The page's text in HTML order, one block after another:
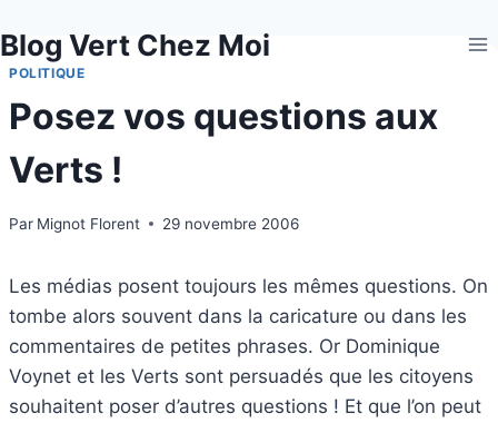
au
contenu
Blog Vert Chez Moi
POLITIQUE
Posez vos questions aux
Verts !
Par Mignot Florent 29 novembre 2006
Les médias posent toujours les mêmes questions. On
tombe alors souvent dans la caricature ou dans les
commentaires de petites phrases. Or Dominique
Voynet et les Verts sont persuadés que les citoyens
souhaitent poser d’autres questions ! Et que l’on peut